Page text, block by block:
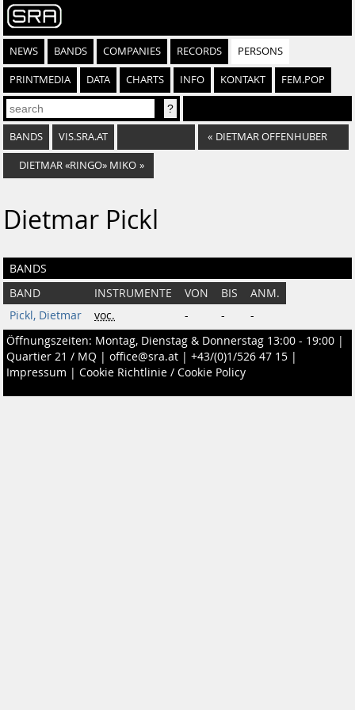
NEWS BANDS COMPANIES RECORDS PERSONS
PRINTMEDIA DATA CHARTS INFO KONTAKT FEM.POP
BANDS VIS.SRA.AT « DIETMAR OFFENHUBER
DIETMAR «RINGO» MIKO »
Dietmar Pickl
BANDS
BAND INSTRUMENTE VON BIS
ANM.
Pickl, Dietmar
voc. - -
-
Öffnungszeiten: Montag, Dienstag & Donnerstag 13:00 - 19:00 |
Quartier 21 / MQ | office@sra.at | +43/(0)1/526 47 15 |
Impressum | Cookie Richtlinie / Cookie Policy